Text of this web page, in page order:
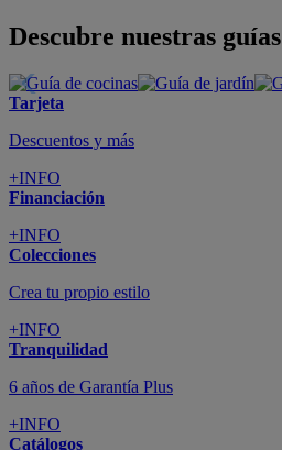
Descubre nuestras guías
Tarjeta
Descuentos y más
+INFO
Financiación
+INFO
Colecciones
Crea tu propio estilo
+INFO
Tranquilidad
6 años de Garantía Plus
+INFO
Catálogos